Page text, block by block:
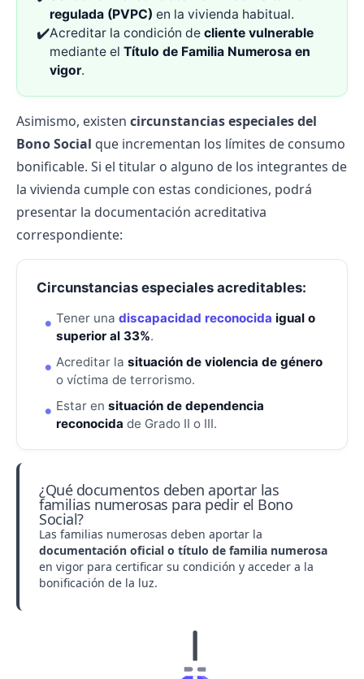
regulada (PVPC) en la vivienda habitual.
✔️Acreditar la condición de cliente vulnerable
mediante el Título de Familia Numerosa en
vigor.
Asimismo, existen circunstancias especiales del
Bono Social que incrementan los límites de consumo
bonificable. Si el titular o alguno de los integrantes de
la vivienda cumple con estas condiciones, podrá
presentar la documentación acreditativa
correspondiente:
Circunstancias especiales acreditables:
Tener una discapacidad reconocida igual o
superior al 33%.
Acreditar la situación de violencia de género
o víctima de terrorismo.
Estar en situación de dependencia
reconocida de Grado II o III.
¿Qué documentos deben aportar las
familias numerosas para pedir el Bono
Social?
Las familias numerosas deben aportar la
documentación oficial o título de familia numerosa
en vigor para certificar su condición y acceder a la
bonificación de la luz.